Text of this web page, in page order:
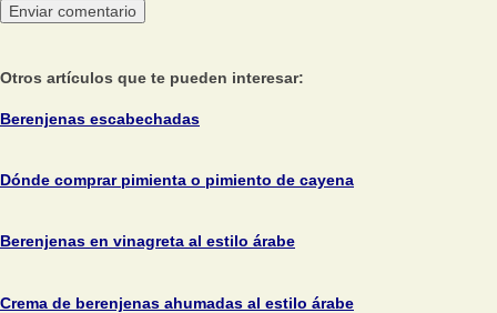
Otros artículos que te pueden interesar:
Berenjenas escabechadas
Dónde comprar pimienta o pimiento de cayena
Berenjenas en vinagreta al estilo árabe
Crema de berenjenas ahumadas al estilo árabe